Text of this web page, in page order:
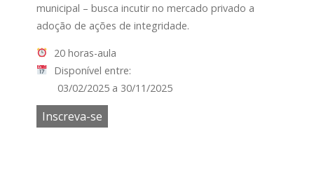
municipal – busca incutir no mercado privado a
adoção de ações de integridade.
20 horas-aula
Disponível entre:
03/02/2025 a 30/11/2025
Inscreva-se